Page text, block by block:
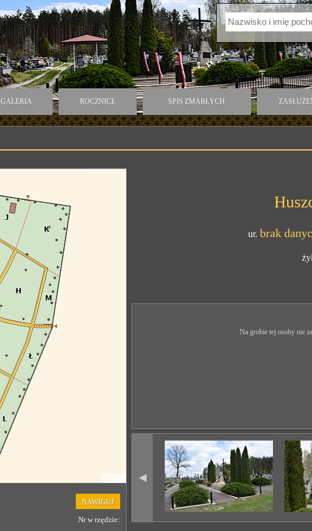
GALERIA ROCZNICE SPIS ZMARŁYCH
NAWIGUJ
Nr w rzędzie:
ur. brak
Na grobie tej osoby nie
◄